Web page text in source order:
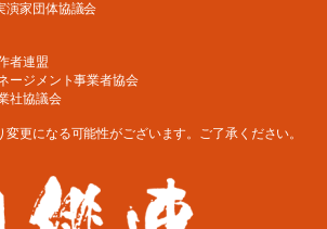
家団体協議会
者連盟
ージメント事業者協会
社協議会
更になる可能性がございます。ご了承ください。